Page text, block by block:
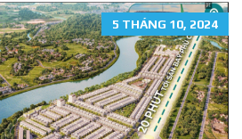
5 THÁNG 10, 2024